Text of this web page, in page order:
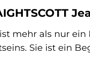
ist mehr als nur
Sie ist ein